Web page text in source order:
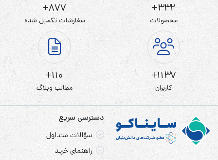
332+
محصولات
877+
سفارشات تکمیل شده
1137+
کاربران
110+
مطالب وبلاگ
دسترسی سریع
سؤالات متداول
راهنمای خرید